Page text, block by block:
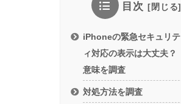
目次
iPhoneの緊急セキュリテ
ィ対応の表示は大丈夫？
意味を調査
対処方法を調査